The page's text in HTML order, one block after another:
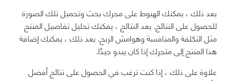
بعد ذلك ، يمكنك الهبوط على محرك بحث وتحميل تلك الصورة
للحصول على النتائج. بعد النتائج ، يمكنك تحليل تفاصيل المنتج
مثل التكلفة والمنافسة وهوامش الربح. بعد ذلك ، يمكنك إضافة
هذا المنتج إلى متجرك إذا كان يبدو جيدًا.
علاوة على ذلك ، إذا كنت ترغب في الحصول على نتائج أفضل